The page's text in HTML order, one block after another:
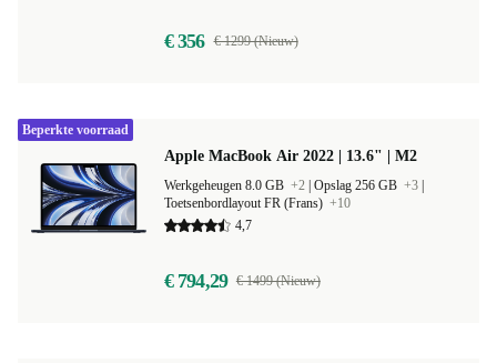
€ 356 € 1299 (Nieuw)
Apple MacBook Air 2022 | 13.6" | M2
Werkgeheugen 8.0 GB +2 Opslag 256 GB +3
Toetsenbordlayout FR (Frans) +10
4,7
€ 794,29 € 1499 (Nieuw)
Beperkte voorraad